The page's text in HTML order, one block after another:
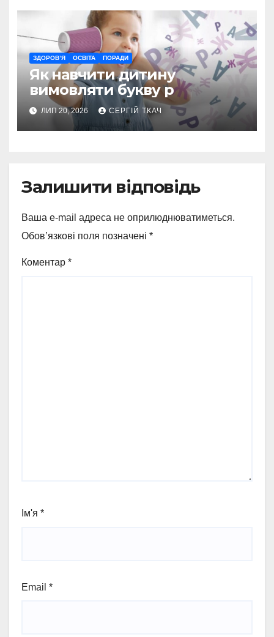
ЗДОРОВ’Я ОСВІТА ПОРАДИ
Як навчити дитину
вимовляти букву р
ЛИП 20, 2026 СЕРГІЙ ТКАЧ
Залишити відповідь
Ваша e-mail адреса не оприлюднюватиметься.
Обов’язкові поля позначені *
Коментар *
Ім'я *
Email *